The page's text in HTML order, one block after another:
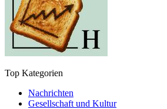
Top Kategorien
Nachrichten
Gesellschaft und Kultur